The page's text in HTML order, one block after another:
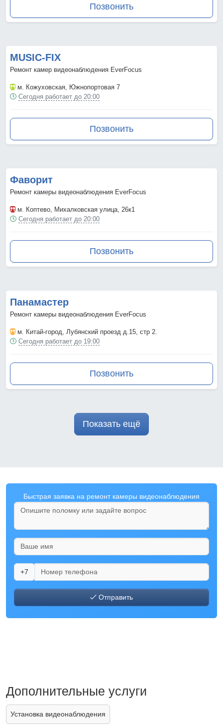
Позвонить
MUSIC-FIX
Ремонт камер видеонаблюдения EverFocus
м. Кожуховская, Южнопортовая 7
Сегодня работает до 20:00
Позвонить
Фаворит
Ремонт камеры видеонаблюдения EverFocus
м. Коптево, Михалковская улица, 26к1
Сегодня работает до 20:00
Позвонить
Панамастер
Ремонт камеры видеонаблюдения EverFocus
м. Китай-город, Лубянский проезд д.15, стр 2.
Сегодня работает до 19:00
Позвонить
Показать ещё
Быстрая заявка на ремонт камеры видеонаблюдения
+7
Отправить
Дополнительные услуги
Установка видеонаблюдения